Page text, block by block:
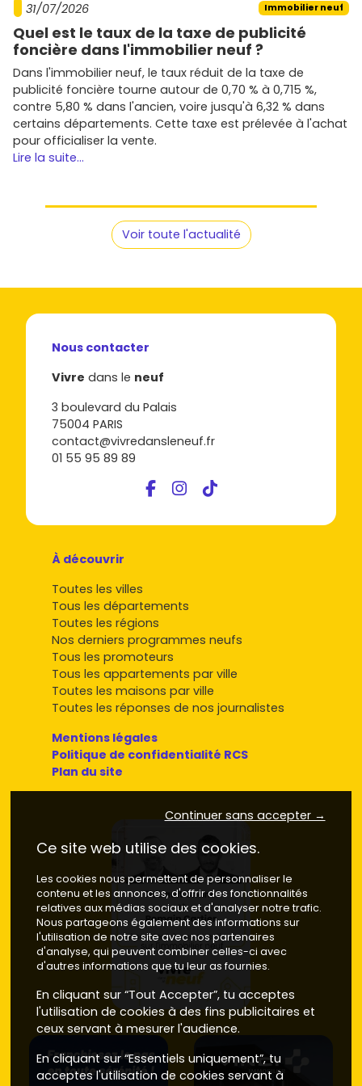
Évalue le calendrier : date de livraison, échelonnement
des appels de fonds, garanties intégrées.
Compare plusieurspromoteurset visite si possible
logements témoins ou chantiers en cours.
Prêt à trouver ton futur logement ?
Que tu t'installes à L'Étang-Salé ou que tu investisses, le
combo qualité de vie + dynamisme du marché fait
clairement pencher la balance. Pour repérer rapidement
collent à tes critères debien immobilier neuf à L'Étang-
. On trie, on visite, on négocie : tu avances étape par
étape, et tu te rapproches de la bonne décision.
31/07/2026 Immobilier neuf
Quel est le taux de la taxe de publicité
foncière dans l'immobilier neuf ?
Dans l'immobilier neuf, le taux réduit de la taxe de
publicité foncière tourne autour de 0,70 % à 0,715 %,
contre 5,80 % dans l'ancien, voire jusqu'à 6,32 % dans
certains départements. Cette taxe est prélevée à l'achat
pour officialiser la vente.
Lire la suite...
Voir toute l'actualité
Nous contacter
Vivre dans le neuf
3 boulevard du Palais
75004 PARIS
contact@vivredansleneuf.fr
01 55 95 89 89
À découvrir
Toutes les villes
Tous les départements
Toutes les régions
Nos derniers programmes neufs
Tous les promoteurs
Tous les appartements par ville
Toutes les maisons par ville
Toutes les réponses de nos journalistes
Mentions légales
Politique de confidentialité RCS
Plan du site
Continuer sans accepter →
Ce site web utilise des cookies.
Les cookies nous permettent de personnaliser le
contenu et les annonces, d'offrir des fonctionnalités
relatives aux médias sociaux et d'analyser notre trafic.
Nous partageons également des informations sur
l'utilisation de notre site avec nos partenaires
d'analyse, qui peuvent combiner celles-ci avec
d'autres informations que tu leur as fournies.
En cliquant sur “Tout Accepter”, tu acceptes
l'utilisation de cookies à des fins publicitaires et
ceux servant à mesurer l'audience.
En cliquant sur “Essentiels uniquement”, tu
acceptes l'utilisation de cookies servant à